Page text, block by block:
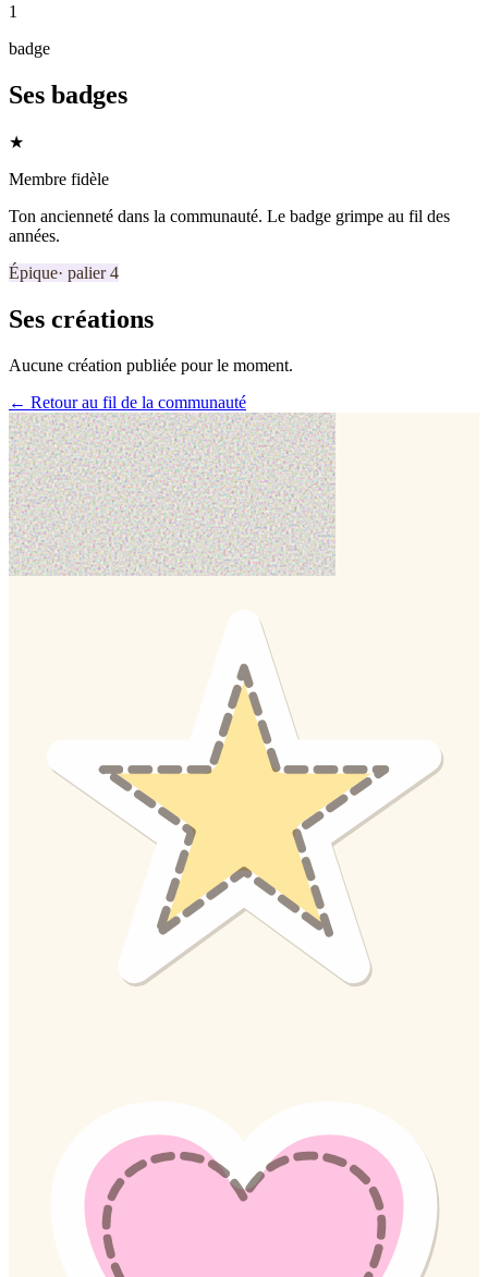
1
badge
Ses badges
★
Membre fidèle
Ton ancienneté dans la communauté. Le badge grimpe au fil des
années.
Épique· palier4
Ses créations
Aucune création publiée pour le moment.
← Retour au fil de la communauté